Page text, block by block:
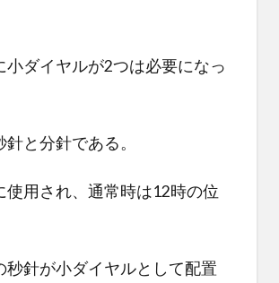
ダイヤルが2つは必要になっ
と分針である。
用され、通常時は12時の位
針が小ダイヤルとして配置